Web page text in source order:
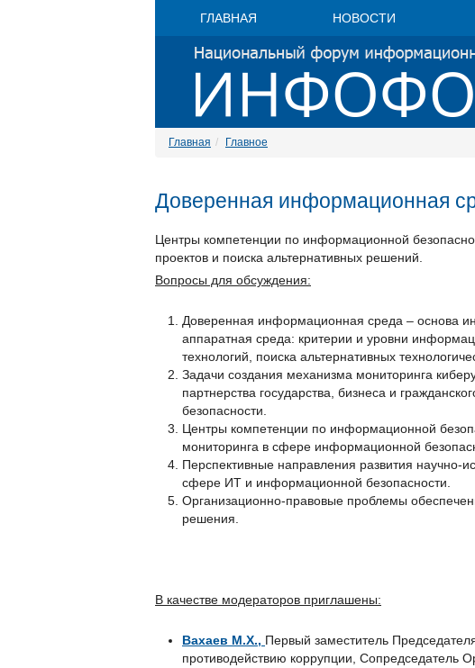
ГЛАВНАЯ НОВОСТИ
Главная Главное
Доверенная информационная
Центры компетенции по информационной
проектов и поиска альтернативных решений.
Вопросы для обсуждения:
Доверенная информационная среда – основа
аппаратная среда: критерии и уровни
технологий, поиска альтернативных
Задачи создания механизма мониторинга
партнерства государства, бизнеса и
безопасности.
Центры компетенции по информационной
мониторинга в сфере информационной
Перспективные направления развития научно-
сфере ИТ и информационной безопасности.
Организационно-правовые проблемы
решения.
В качестве модераторов приглашены:
Вахаев М.Х., Первый заместитель
противодействию коррупции, Сопредседатель